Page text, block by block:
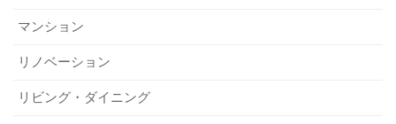
マンション
リノベーション
リビング・ダイニング